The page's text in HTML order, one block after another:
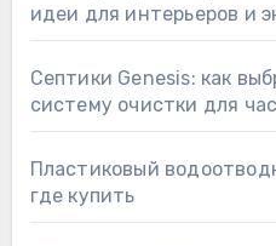
идеи для интерьеров и
Септики Genesis: как
систему очистки для
Пластиковый
где купить